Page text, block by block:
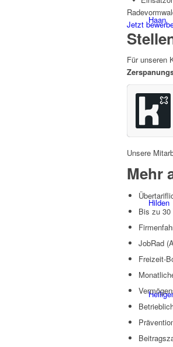
Haan
Hilden
Jetzt
Für unseren
Unsere
Mehr
Bis zu 30
JobRad
Freizeit-